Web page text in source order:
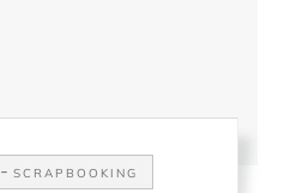
-SCRAPBOOKING